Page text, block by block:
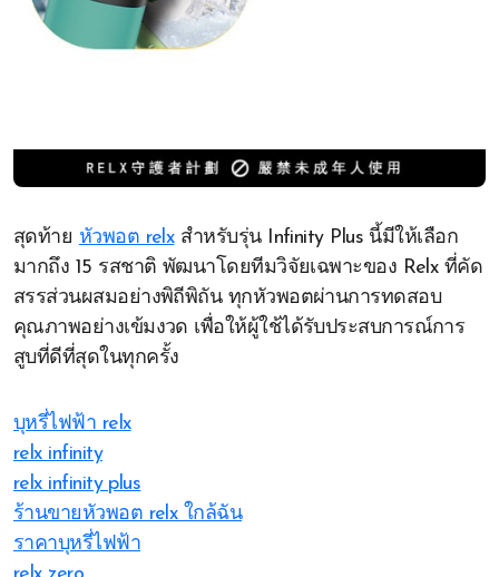
สุดท้าย หัวพอต relxสำหรับรุ่น Infinity Plus นี้มีให้เลือก
มากถึง 15 รสชาติ พัฒนาโดยทีมวิจัยเฉพาะของ Relx ที่คัด
สรรส่วนผสมอย่างพิถีพิถัน ทุกหัวพอตผ่านการทดสอบ
คุณภาพอย่างเข้มงวด เพื่อให้ผู้ใช้ได้รับประสบการณ์การ
สูบที่ดีที่สุดในทุกครั้ง
บุหรี่ไฟฟ้า relx
relx infinity
relx infinity plus
ร้านขายหัวพอต relx ใกล้ฉัน
ราคาบุหรี่ไฟฟ้า